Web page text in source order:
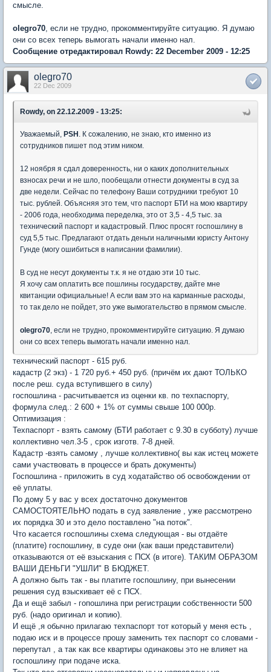
смысле.
olegro70, если не трудно, прокомментируйте ситуацию. Я думаю
они со всех теперь вымогать начали именно нал.
Сообщение отредактировал Rowdy: 22 December 2009 - 12:25
olegro70
22 Dec 2009
Rowdy, on 22.12.2009 - 13:25:
Уважаемый, PSH . К сожалению, не знаю, кто именно из
сотрудников пишет под этим ником.
12 ноября я сдал доверенность, ни о каких дополнительных
взносах речи и не шло, пообещали отнести документы в суд за
две недели. Сейчас по телефону Ваши сотрудники требуют 10
тыс. рублей. Объясняя это тем, что паспорт БТИ на мою квартиру
- 2006 года, необходима переделка, это от 3,5 - 4,5 тыс. за
технический паспорт и кадастровый. Плюс просят госпошлину в
суд 5,5 тыс. Предлагают отдать деньги наличными юристу Антону
Гунде (могу ошибиться в написании фамилии).
В суд не несут документы т.к. я не отдаю эти 10 тыс.
Я хочу сам оплатить все пошлины государству, дайте мне
квитанции официальные! А если вам это на карманные расходы,
то так дело не пойдет, это уже вымогательство в прямом смысле.
olegro70, если не трудно, прокомментируйте ситуацию. Я думаю
они со всех теперь вымогать начали именно нал.
технический паспорт - 615 руб.
кадастр (2 экз) - 1 720 руб.+ 450 руб. (причём их дают ТОЛЬКО
после реш. суда вступившего в силу)
госпошлина - расчитывается из оценки кв. по техпаспорту,
формула след.: 2 600 + 1% от суммы свыше 100 000р.
Оптимизация :
Техпаспорт - взять самому (БТИ работает с 9.30 в субботу) лучше
коллективно чел.3-5 , срок изготв. 7-8 дней.
Кадастр -взять самому , лучше коллективно( вы как истец можете
сами участвовать в процессе и брать документы)
Госпошлина - приложить в суд ходатайство об освобождении от
её уплаты.
По дому 5 у вас у всех достаточно документов
САМОСТОЯТЕЛЬНО подать в суд заявление , уже рассмотрено
их порядка 30 и это дело поставлено "на поток".
Что касается госпошлины схема следующая - вы отдаёте
(платите) госпошлину, в суде они (как ваши представители)
отказываются от её взыскания с ПСХ (в итоге). ТАКИМ ОБРАЗОМ
ВАШИ ДЕНЬГИ "УШЛИ" В БЮДЖЕТ.
А должно быть так - вы платите госпошлину, при вынесении
решения суд взыскивает её с ПСХ.
Да и ещё забыл - гопошлина при регистрации собственности 500
руб. (надо оригинал и копию).
И ещё ,я обычно прилагаю техпаспорт тот который у меня есть ,
подаю иск и в процессе прошу заменить тех паспорт со словами -
перепутал , а так как все квартиры одинаковы это не влияет на
госпошлину при подаче иска.